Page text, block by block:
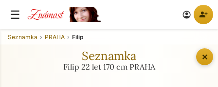
☰ Známost account_circle person_add
✕
Seznamka PRAHA Filip
Seznamka
Filip 22 let 170 cm PRAHA